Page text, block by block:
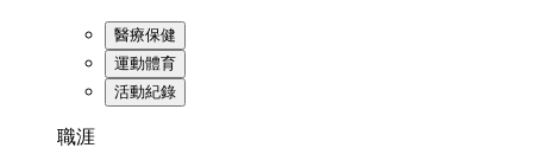
醫療保健
運動體育
活動紀錄
職涯